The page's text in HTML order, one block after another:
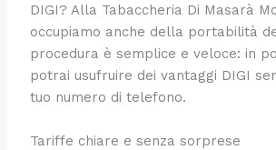
DIGI? Alla Tabaccheria Di Masarà
occupiamo anche della portabilità
procedura è semplice e veloce: in
potrai usufruire dei vantaggi DIGI
tuo numero di telefono.
Tariffe chiare e senza sorprese